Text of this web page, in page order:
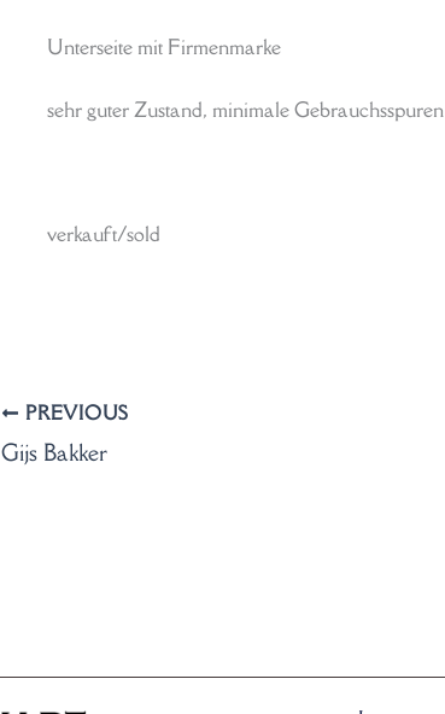
Unterseite mit Firmenmarke
sehr guter Zustand, minimale Gebrauchsspuren
verkauft/sold
PREVIOUS
Gijs Bakker